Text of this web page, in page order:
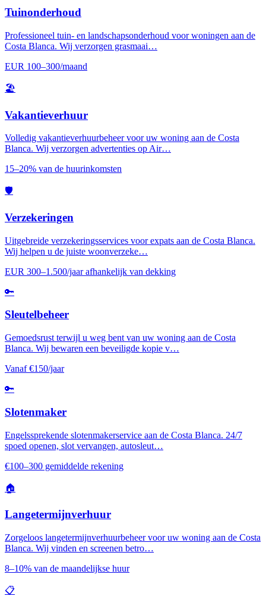
Tuinonderhoud
Professioneel tuin- en landschapsonderhoud voor woningen aan de
Costa Blanca. Wij verzorgen grasmaai…
EUR 100–300/maand
🏖️
Vakantieverhuur
Volledig vakantieverhuurbeheer voor uw woning aan de Costa
Blanca. Wij verzorgen advertenties op Air…
15–20% van de huurinkomsten
🛡️
Verzekeringen
Uitgebreide verzekeringsservices voor expats aan de Costa Blanca.
Wij helpen u de juiste woonverzeke…
EUR 300–1.500/jaar afhankelijk van dekking
🔑
Sleutelbeheer
Gemoedsrust terwijl u weg bent van uw woning aan de Costa
Blanca. Wij bewaren een beveiligde kopie v…
Vanaf €150/jaar
🔑
Slotenmaker
Engelssprekende slotenmakerservice aan de Costa Blanca. 24/7
spoed openen, slot vervangen, autosleut…
€100–300 gemiddelde rekening
🏠
Langetermijnverhuur
Zorgeloos langetermijnverhuurbeheer voor uw woning aan de Costa
Blanca. Wij vinden en screenen betro…
8–10% van de maandelijkse huur
📋